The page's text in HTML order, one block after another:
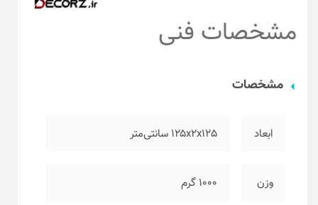
مشخصات فنی
مشخصات
ابعاد ۱۲۵x2x125 سانتی‌متر
وزن ۱۰۰۰ گرم